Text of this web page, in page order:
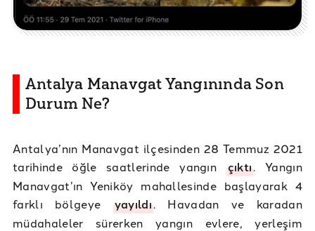
Antalya Manavgat Yangınında Son
Durum Ne?
Antalya’nın Manavgat ilçesinden 28 Temmuz 2021
tarihinde öğle saatlerinde yangın çıktı. Yangın
Manavgat’ın Yeniköy mahallesinde başlayarak 4
farklı bölgeye yayıldı. Havadan ve karadan
müdahaleler sürerken yangın evlere, yerleşim